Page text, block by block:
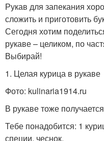
Рукав для запекания
сложить и приготовить
Сегодня хотим
рукаве – целиком, по
Выбирай!
1. Целая курица в рукаве
Фото: kulinaria1914.ru
В рукаве тоже
Тебе понадобится: 1
специи, чеснок.